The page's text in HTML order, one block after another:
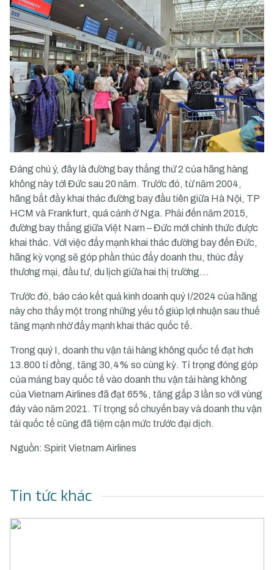
Đáng chú ý, đây là đường bay thẳng thứ 2 của hãng hàng
không này tới Đức sau 20 năm. Trước đó, từ năm 2004,
hãng bắt đầy khai thác đường bay đầu tiên giữa Hà Nội, TP
HCM và Frankfurt, quá cảnh ở Nga. Phải đến năm 2015,
đường bay thẳng giữa Việt Nam – Đức mới chính thức được
khai thác. Với việc đẩy mạnh khai thác đường bay đến Đức,
hãng kỳ vọng sẽ góp phần thúc đẩy doanh thu, thúc đẩy
thương mại, đầu tư, du lịch giữa hai thị trường…
Trước đó, báo cáo kết quả kinh doanh quý I/2024 của hãng
này cho thấy một trong những yếu tố giúp lợi nhuận sau thuế
tăng mạnh nhờ đẩy mạnh khai thác quốc tế.
Trong quý I, doanh thu vận tải hàng không quốc tế đạt hơn
13.800 tỉ đồng, tăng 30,4% so cùng kỳ. Tỉ trọng đóng góp
của mảng bay quốc tế vào doanh thu vận tải hàng không
của Vietnam Airlines đã đạt 65%, tăng gấp 3 lần so với vùng
đáy vào năm 2021. Tỉ trọng số chuyến bay và doanh thu vận
tải quốc tế cũng đã tiệm cận mức trước đại dịch.
Nguồn: Spirit Vietnam Airlines
Tin tức khác